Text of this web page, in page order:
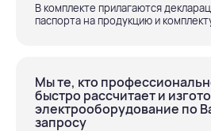
В комплекте прилагаются
паспорта на продукцию и
Мы те, кто
быстро рассчитает и
электрооборудование по
запросу